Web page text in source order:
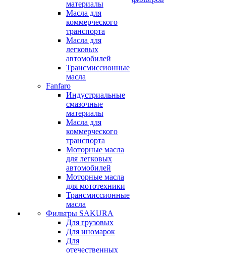
материалы
Масла для
коммерческого
транспорта
Масла для
легковых
автомобилей
Трансмиссионные
масла
Fanfaro
Индустриальные
смазочные
материалы
Масла для
коммерческого
транспорта
Моторные масла
для легковых
автомобилей
Моторные масла
для мототехники
Трансмиссионные
масла
Фильтры SAKURA
Для грузовых
Для иномарок
Для
отечественных